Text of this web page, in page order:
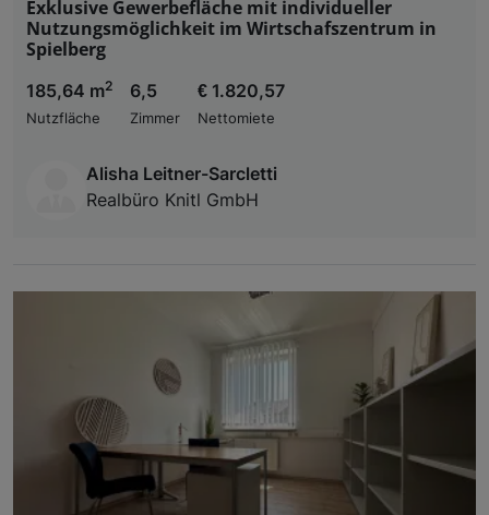
Exklusive Gewerbefläche mit individueller
Nutzungsmöglichkeit im Wirtschafszentrum in
Spielberg
185,64 m2
Nutzfläche
6,5
Zimmer
€ 1.820,57
Nettomiete
Alisha Leitner-Sarcletti
Realbüro Knitl GmbH